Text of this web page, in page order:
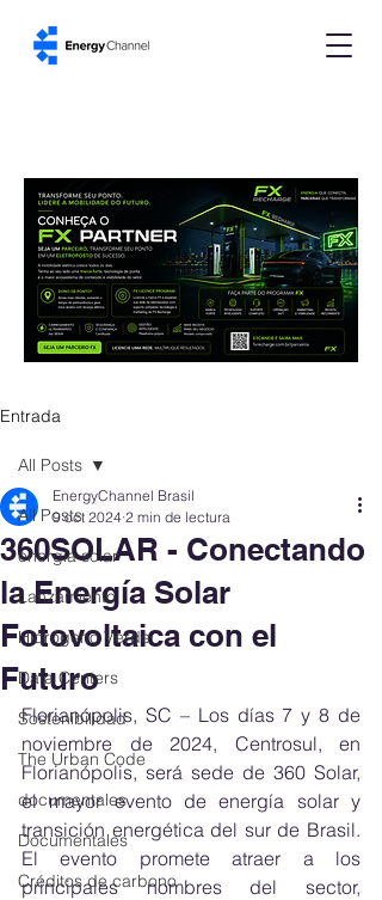
Entrada
All Posts
energía solar
Lanzamiento
Hidrógeno Verde
Data Centers
Sostenibilidad
The Urban Code
documentales
Documentales
Créditos de carbono
All Posts
360SOLAR - Conectando
la Energía Solar
Fotovoltaica con el
Futuro
EnergyChannel Brasil
9 oct 2024 2 min de lectura
Florianópolis, SC – Los días 7 y 8 de
noviembre de 2024, Centrosul, en
Florianópolis, será sede de 360 ​​Solar,
el mayor evento de energía solar y
transición energética del sur de Brasil.
El evento promete atraer a los
principales nombres del sector,